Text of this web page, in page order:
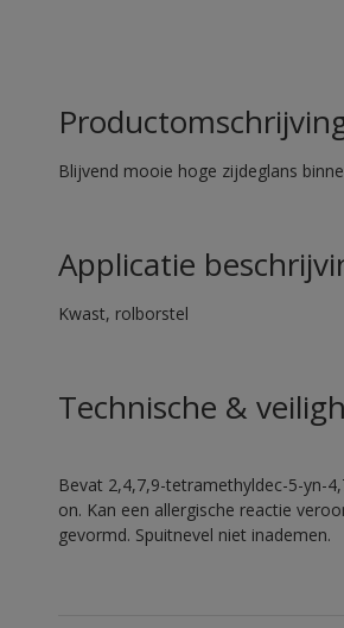
Blijvend mooie hoge zijdeglans
Applicatie
Kwast, rolborstel
Technische &
Bevat 2,4,7,9-tetramethyldec-5-yn-
on. Kan een allergische reactie
gevormd. Spuitnevel niet inademen.